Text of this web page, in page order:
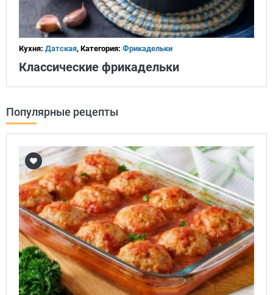
Кухня: Датская, Категория: Фрикадельки
Классические фрикадельки
Популярные рецепты